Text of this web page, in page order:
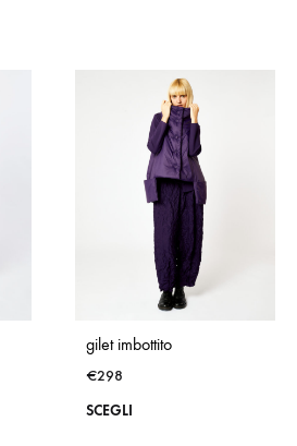
gilet imbottito
€298
SCEGLI